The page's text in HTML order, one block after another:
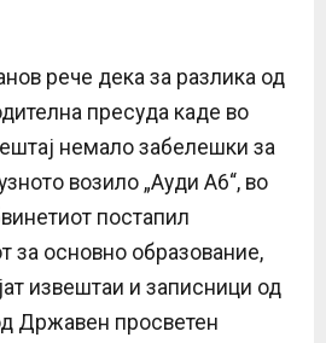
рече дека за разлика од
пресуда каде во
немало забелешки за
возило „Ауди А6“, во
постапил
за основно образование,
извештаи и записници од
Државен просветен